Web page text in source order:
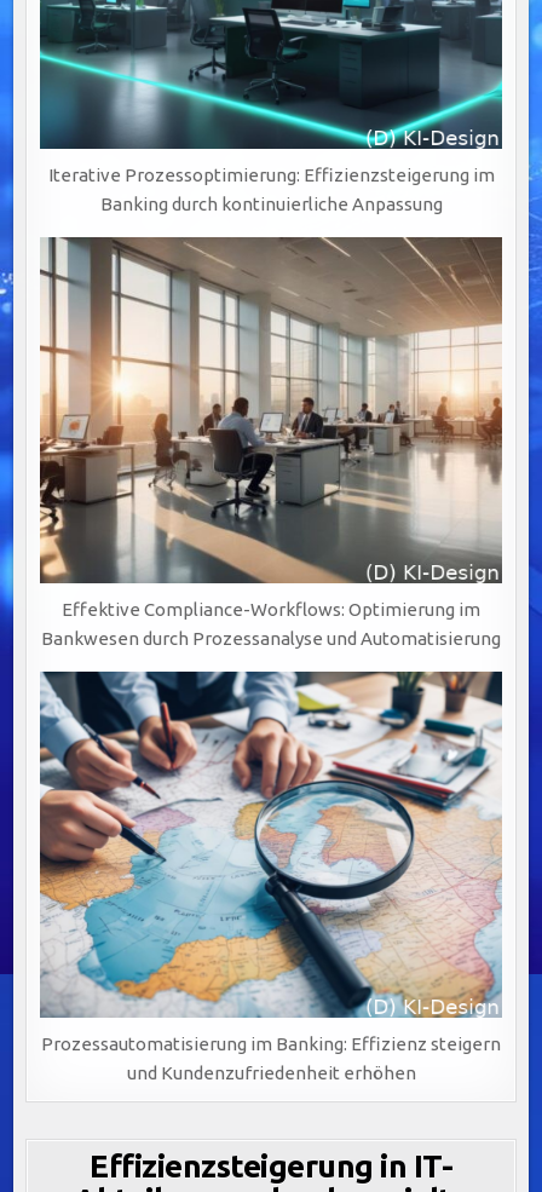
Iterative Prozessoptimierung: Effizienzsteigerung im
Banking durch kontinuierliche Anpassung
Effektive Compliance-Workflows: Optimierung im
Bankwesen durch Prozessanalyse und Automatisierung
Prozessautomatisierung im Banking: Effizienz steigern
und Kundenzufriedenheit erhöhen
Effizienzsteigerung in IT-